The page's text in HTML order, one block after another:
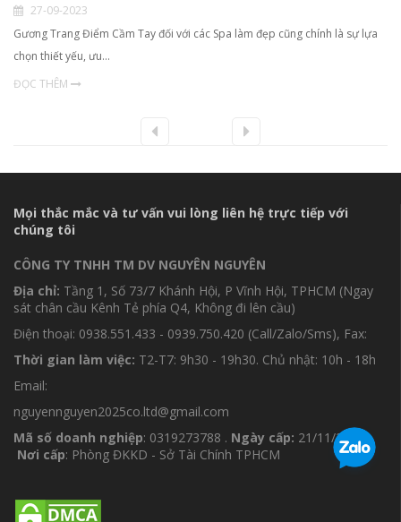
27-09-2023
Gương Trang Điểm Cầm Tay đối với các Spa làm đẹp cũng chính là sự lựa
chọn thiết yếu, ưu…
ĐỌC THÊM
Mọi thắc mắc và tư vấn vui lòng liên hệ trực tiếp với
chúng tôi
CÔNG TY TNHH TM DV NGUYÊN NGUYÊN
Địa chỉ: Tầng 1, Số 73/7 Khánh Hội, P Vĩnh Hội, TPHCM (Ngay
sát chân cầu Kênh Tẻ phía Q4, Không đi lên cầu)
Điện thoại: 0938.551.433 - 0939.750.420 (Call/Zalo/Sms), Fax:
Thời gian làm việc: T2-T7: 9h30 - 19h30. Chủ nhật: 10h - 18h
Email:
nguyennguyen2025co.ltd@gmail.com
Mã số doanh nghiệp: 0319273788 . Ngày cấp: 21/11/2025 .
Nơi cấp: Phòng ĐKKD - Sở Tài Chính TPHCM